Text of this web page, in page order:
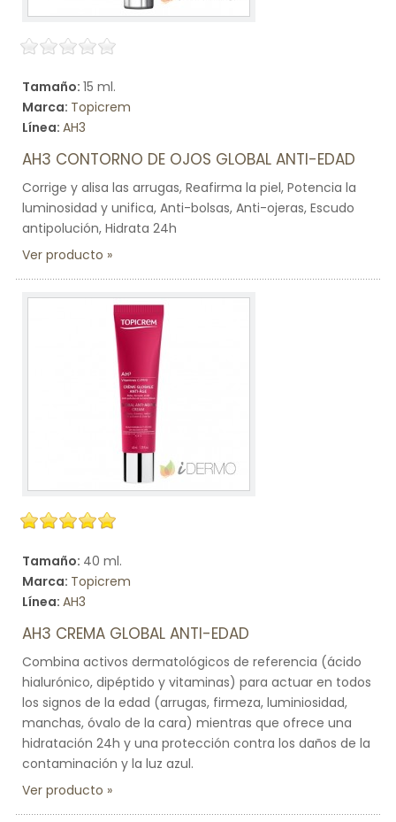
Tamaño: 15 ml.
Marca: Topicrem
Línea: AH3
AH3 CONTORNO DE OJOS GLOBAL ANTI-EDAD
Corrige y alisa las arrugas, Reafirma la piel, Potencia la
luminosidad y unifica, Anti-bolsas, Anti-ojeras, Escudo
antipolución, Hidrata 24h
Ver producto
Tamaño: 40 ml.
Marca: Topicrem
Línea: AH3
AH3 CREMA GLOBAL ANTI-EDAD
Combina activos dermatológicos de referencia (ácido
hialurónico, dipéptido y vitaminas) para actuar en todos
los signos de la edad (arrugas, firmeza, luminiosidad,
manchas, óvalo de la cara) mientras que ofrece una
hidratación 24h y una protección contra los daños de la
contaminación y la luz azul.
Ver producto